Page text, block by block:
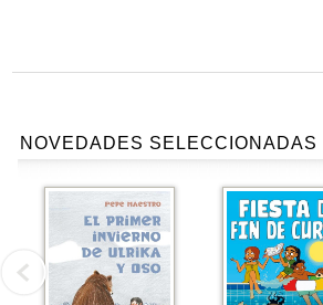
NOVEDADES SELECCIONADAS